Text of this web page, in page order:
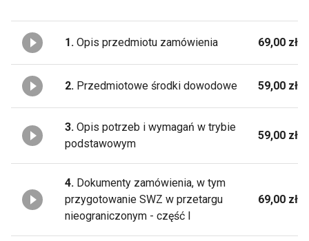
1. Opis przedmiotu zamówienia 69,00 zł
2. Przedmiotowe środki dowodowe 59,00 zł
3. Opis potrzeb i wymagań w trybie
podstawowym
59,00 zł
4. Dokumenty zamówienia, w tym
przygotowanie SWZ w przetargu
nieograniczonym - część I
69,00 zł